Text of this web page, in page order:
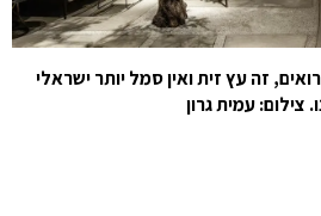
זה עץ זית ואין סמל יותר ישראלי
צילום: עמית גרון